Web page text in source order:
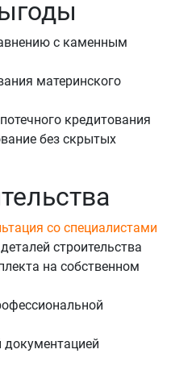
с каменным
материнского
кредитования
без скрытых
со специалистами
строительства
на собственном
документацией